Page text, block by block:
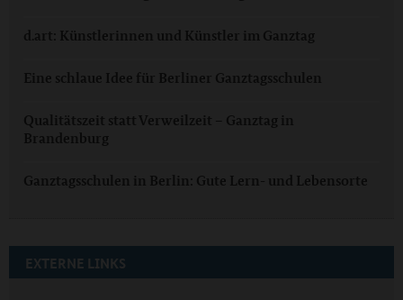
d.art: Künstlerinnen und Künstler im Ganztag
Eine schlaue Idee für Berliner Ganztagsschulen
Qualitätszeit statt Verweilzeit – Ganztag in
Brandenburg
Ganztagsschulen in Berlin: Gute Lern- und Lebensorte
EXTERNE LINKS